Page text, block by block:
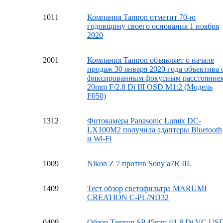
1011
Компания Tamron отметит 70-ю
годовщину своего основания 1 ноября
2020
2001
Компания Tamron объявляет о начале
продаж 30 января 2020 года объектива
фиксированным фокусным
20mm F/2.8 Di III OSD M1:2 (Модель
F050)
1312
Фотокамера Panasonic Lumix DC-
LX100M2 получила адаптеры Bluetooth
и Wi-Fi
1009 Nikon Z 7 против Sony a7R III.
1409
Тест обзор светофильтра MARUMI
CREATION C-PL/ND32